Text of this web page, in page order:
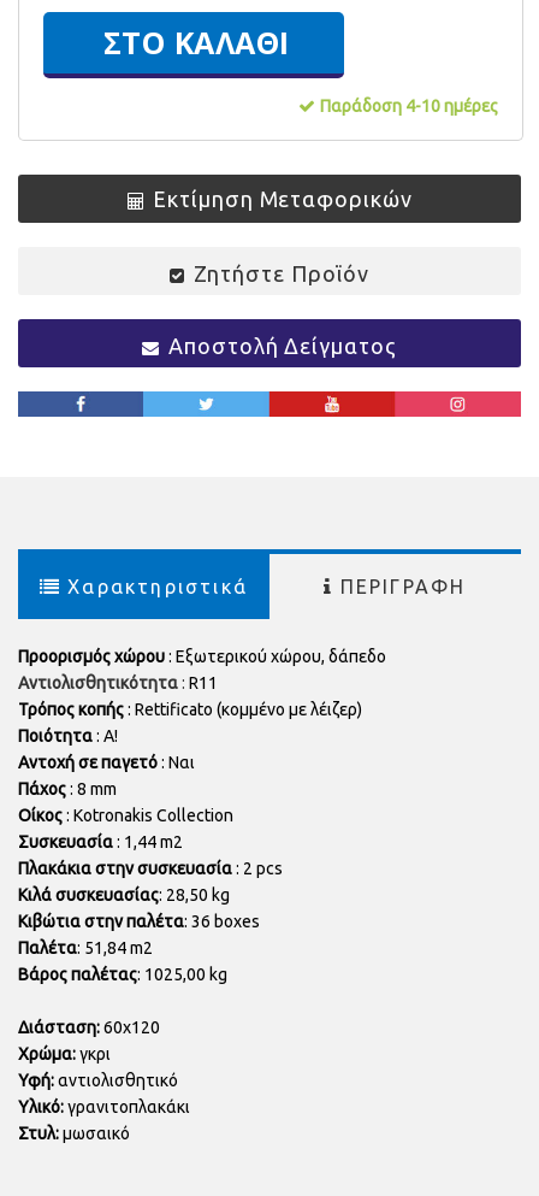
Παράδοση 4-10 ημέρες
Εκτίμηση Μεταφορικών
Ζητήστε Προϊόν
Αποστολή Δείγματος
Χαρακτηριστικά ΠΕΡΙΓΡΑΦΗ
Προορισμός χώρου: Εξωτερικού χώρου, δάπεδο
Αντιολισθητικότητα: R11
Τρόπος κοπής: Rettificato (κομμένο με λέιζερ)
Ποιότητα: Α!
Αντοχή σε παγετό: Ναι
Πάχος: 8 mm
Οίκος: Kotronakis Collection
Συσκευασία: 1,44 m2
Πλακάκια στην συσκευασία: 2 pcs
Κιλά συσκευασίας: 28,50 kg
Κιβώτια στην παλέτα: 36 boxes
Παλέτα: 51,84 m2
Βάρος παλέτας: 1025,00 kg
Διάσταση:60x120
Χρώμα:γκρι
Υφή:αντιολισθητικό
Υλικό:γρανιτοπλακάκι
Στυλ:μωσαικό